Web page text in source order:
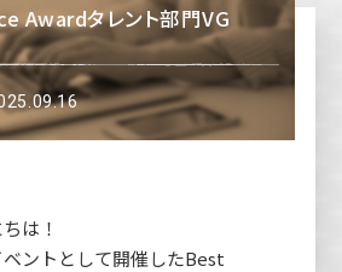
Awardタレント部門VG
は！
ントとして開催したBest